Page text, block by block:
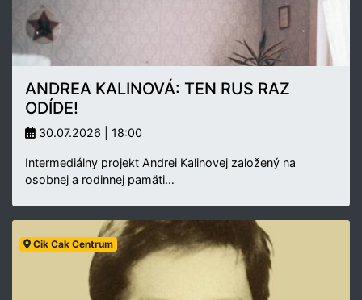
ANDREA KALINOVÁ: TEN RUS RAZ
ODÍDE!
30.07.2026 | 18:00
Intermediálny projekt Andrei Kalinovej založený na
osobnej a rodinnej pamäti…
Cik Cak Centrum